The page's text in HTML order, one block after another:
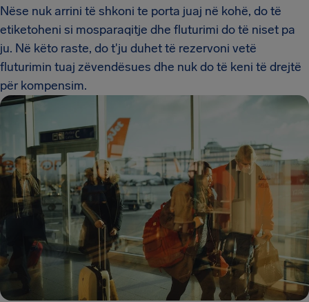
Nëse nuk arrini të shkoni te porta juaj në kohë, do të
etiketoheni si mosparaqitje dhe fluturimi do të niset pa
ju. Në këto raste, do t'ju duhet të rezervoni vetë
fluturimin tuaj zëvendësues dhe nuk do të keni të drejtë
për kompensim.